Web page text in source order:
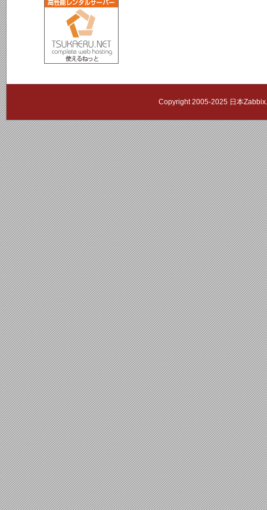
Copyright 2005-2025 日本